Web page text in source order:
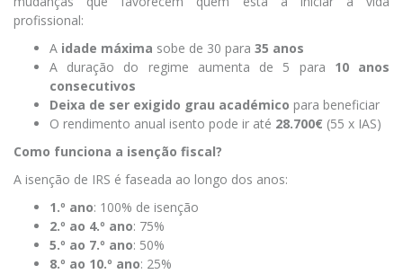
profissional:
A idade máxima sobe de 30 para 35 anos
A duração do regime aumenta de 5 para 10 anos
consecutivos
Deixa de ser exigido grau académico para beneficiar
O rendimento anual isento pode ir até 28.700€ (55 x IAS)
Como funciona a isenção fiscal?
A isenção de IRS é faseada ao longo dos anos:
1.º ano: 100% de isenção
2.º ao 4.º ano: 75%
5.º ao 7.º ano: 50%
8.º ao 10.º ano: 25%